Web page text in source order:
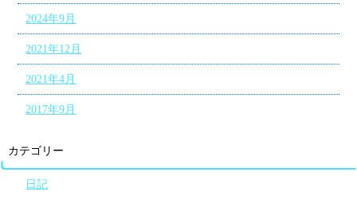
2024年9月
2021年12月
2021年4月
2017年9月
カテゴリー
日記